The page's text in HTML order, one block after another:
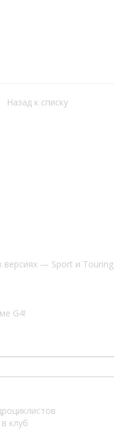
Назад к списку
версиях — Sport и Touring
G4!
клуб